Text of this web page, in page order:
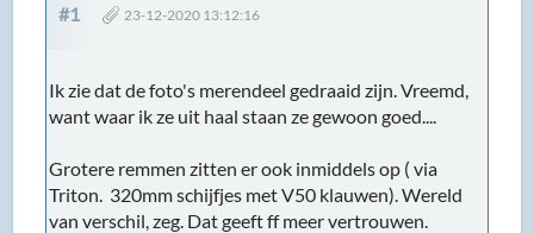
#1 23-12-2020 13:12:16
Ik zie dat de foto's merendeel gedraaid zijn. Vreemd,
want waar ik ze uit haal staan ze gewoon goed....
Grotere remmen zitten er ook inmiddels op ( via
Triton. 320mm schijfjes met V50 klauwen). Wereld
van verschil, zeg. Dat geeft ff meer vertrouwen.